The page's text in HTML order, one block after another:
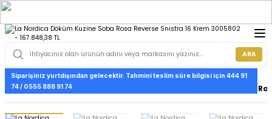
ARA
Anasayfa La Nordica Döküm Kuzine Soba
Siparişiniz yurtdışından gelecektir. Tahmini teslim süre bilgisi için 444 91
74 / 0555 888 91 74